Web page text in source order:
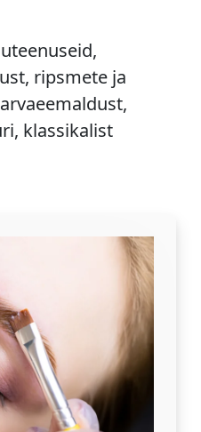
ripsmete ja
klassikalist